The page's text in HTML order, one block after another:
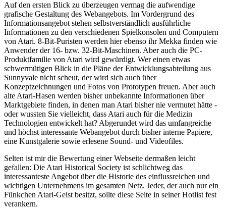
Auf den ersten Blick zu überzeugen vermag die aufwendige
grafische Gestaltung des Webangebots. Im Vordergrund des
Informationsangebot stehen selbstverständlich ausführliche
Informationen zu den verschiedenen Spielkonsolen und Computern
von Atari. 8-Bit-Puristen werden hier ebenso ihr Mekka finden wie
Anwender der 16- bzw. 32-Bit-Maschinen. Aber auch die PC-
Produktfamilie von Atari wird gewürdigt. Wer einen etwas
schwermütigen Blick in die Pläne der Entwicklungsabteilung aus
Sunnyvale nicht scheut, der wird sich auch über
Konzeptzeichnungen und Fotos von Prototypen freuen. Aber auch
alte Atari-Hasen werden bisher unbekannte Informationen über
Marktgebiete finden, in denen man Atari bisher nie vermutet hätte -
oder wussten Sie vielleicht, dass Atari auch für die Medizin
Technologien entwickelt hat? Abgerundet wird das umfangreiche
und höchst interessante Webangebot durch bisher interne Papiere,
eine Kunstgalerie sowie erlesene Sound- und Videofiles.
Selten ist mir die Bewertung einer Webseite dermaßen leicht
gefallen: Die Atari Historical Society ist schlichtweg das
interessanteste Angebot über die Historie des einflussreichen und
wichtigen Unternehmens im gesamten Netz. Jeder, der auch nur ein
Fünkchen Atari-Geist besitzt, sollte diese Seite in seiner Hotlist fest
verankern.